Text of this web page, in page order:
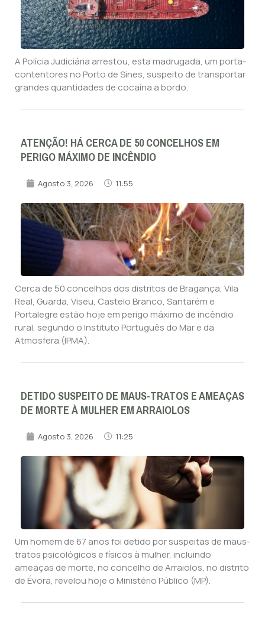
A Polícia Judiciária arrestou, esta madrugada, um porta-
contentores no Porto de Sines, suspeito de transportar
grandes quantidades de cocaína a bordo.
ATENÇÃO! HÁ CERCA DE 50 CONCELHOS EM
PERIGO MÁXIMO DE INCÊNDIO
Agosto 3, 2026 11:55
Cerca de 50 concelhos dos distritos de Bragança, Vila
Real, Guarda, Viseu, Castelo Branco, Santarém e
Portalegre estão hoje em perigo máximo de incêndio
rural, segundo o Instituto Português do Mar e da
Atmosfera (IPMA).
DETIDO SUSPEITO DE MAUS-TRATOS E AMEAÇAS
DE MORTE À MULHER EM ARRAIOLOS
Agosto 3, 2026 11:25
Um homem de 67 anos foi detido por suspeitas de maus-
tratos psicológicos e físicos à mulher, incluindo
ameaças de morte, no concelho de Arraiolos, no distrito
de Évora, revelou hoje o Ministério Público (MP).